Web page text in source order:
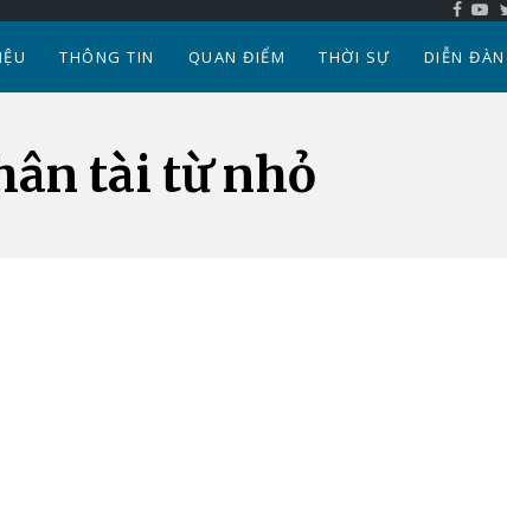
THÔNG TIN QUAN ĐIỂM THỜI SỰ DIỄN ĐÀN
tài từ nhỏ